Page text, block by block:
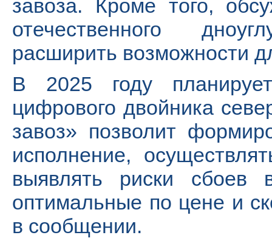
завоза. Кроме того,
отечественного
расширить возможности
В 2025 году
цифрового двойника
завоз» позволит
исполнение,
выявлять риски сбоев
оптимальные по цене и
в сообщении.